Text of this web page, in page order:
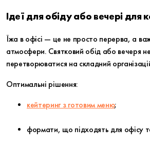
Ідеї для обіду або вечері для
Їжа в офісі — це не просто перерва, а
атмосфери. Святковий обід або вечеря
перетворюватися на складний
Оптимальні рішення:
кейтеринг з готовим меню;
формати, що підходять для офісу